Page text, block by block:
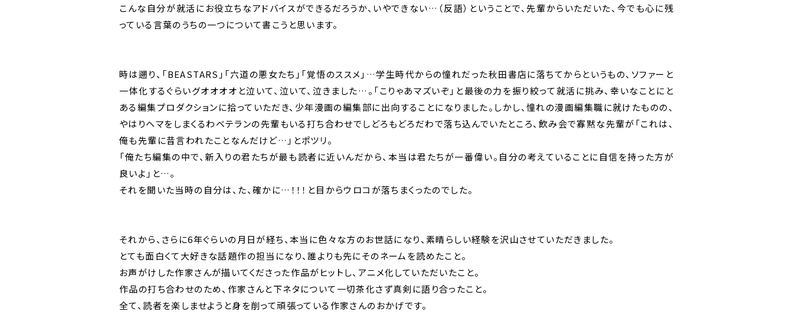
こんな自分が就活にお役立ちなアドバイスができるだろうか、いやできない…（反語）ということで、先輩からいただいた、今でも心に残
っている言葉のうちの一つについて書こうと思います。
時は遡り、「BEASTARS」「六道の悪女たち」「覚悟のススメ」…学生時代からの憧れだった秋田書店に落ちてからというもの、ソファーと
一体化するぐらいグオオオオと泣いて、泣いて、泣きました…。「こりゃあマズいぞ」と最後の力を振り絞って就活に挑み、幸いなことにと
ある編集プロダクションに拾っていただき、少年漫画の編集部に出向することになりました。しかし、憧れの漫画編集職に就けたものの、
やはりヘマをしまくるわベテランの先輩もいる打ち合わせでしどろもどろだわで落ち込んでいたところ、飲み会で寡黙な先輩が「これは、
俺も先輩に昔言われたことなんだけど…」とポツリ。
「俺たち編集の中で、新入りの君たちが最も読者に近いんだから、本当は君たちが一番偉い。自分の考えていることに自信を持った方が
良いよ」と…。
それを聞いた当時の自分は、た、確かに…！！！と目からウロコが落ちまくったのでした。
それから、さらに6年ぐらいの月日が経ち、本当に色々な方のお世話になり、素晴らしい経験を沢山させていただきました。
とても面白くて大好きな話題作の担当になり、誰よりも先にそのネームを読めたこと。
お声がけした作家さんが描いてくださった作品がヒットし、アニメ化していただいたこと。
作品の打ち合わせのため、作家さんと下ネタについて一切茶化さず真剣に語り合ったこと。
全て、読者を楽しませようと身を削って頑張っている作家さんのおかげです。